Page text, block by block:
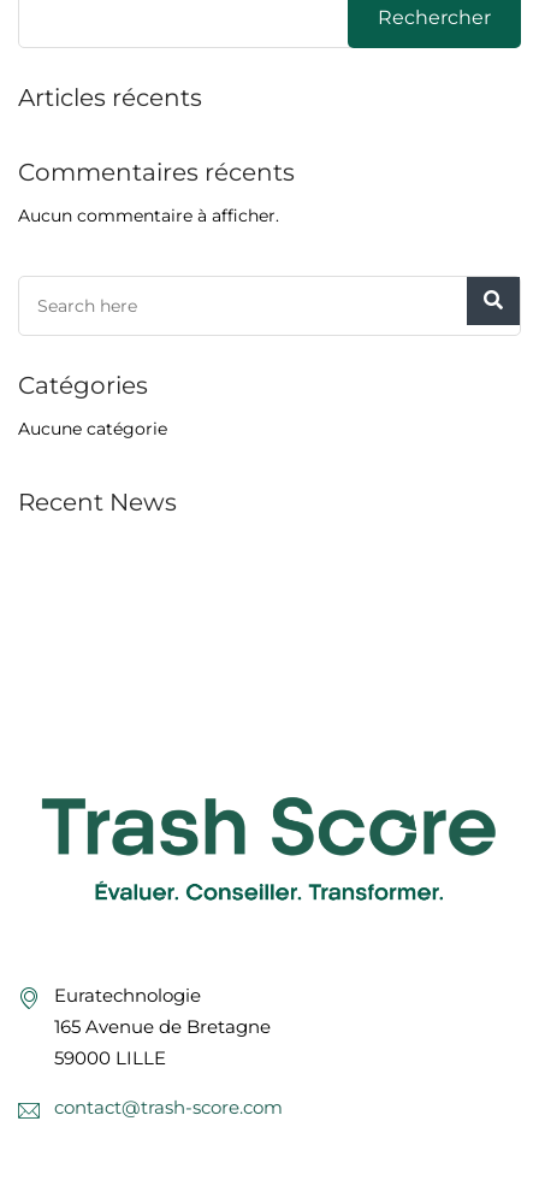
Rechercher
Articles récents
Commentaires récents
Aucun commentaire à afficher.
Catégories
Aucune catégorie
Recent News
Euratechnologie
165 Avenue de Bretagne
59000 LILLE
contact@trash-score.com